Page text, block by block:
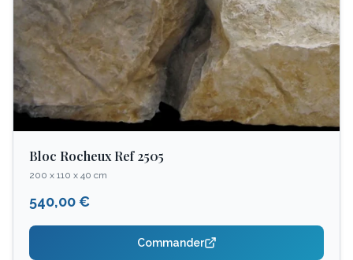
Bloc Rocheux Ref 2505
200 x 110 x 40 cm
540,00 €
Commander